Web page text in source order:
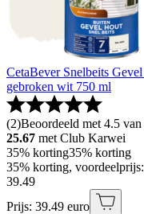
CetaBever Snelbeits
gebroken wit 750 ml
(2)Beoordeeld met 4.5
25.67 met Club Karwei
35% korting35% korting
35% korting,
39.49
Prijs: 39.49 euro